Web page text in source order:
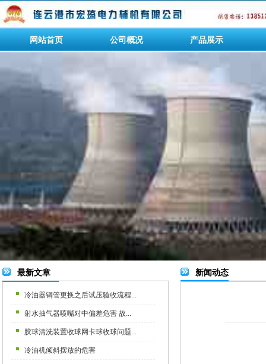
网站首页 公司概况 产品展示
最新文章
冷油器铜管更换之后试压验收流程...
射水抽气器喷嘴对中偏差危害 故...
胶球清洗装置收球网卡球收球问题...
冷油机倾斜摆放的危害
新闻动态